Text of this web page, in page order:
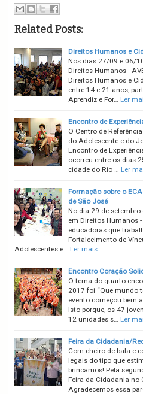
Related Posts:
Direitos Humanos e
Nos dias 27/09 e 06/
Direitos Humanos -
Direitos Humanos e
entre 14 e 21 anos,
Aprendiz e For…
Ler
Encontro de
O Centro de
do Adolescente e do
Encontro de
ocorreu entre os dias
cidade do Rio …
Ler
Formação sobre o
de São José
No dia 29 de setembro
em Direitos Humanos
educadoras que
Fortalecimento de
Adolescentes e…
Ler mais
Encontro Coração
O tema do quarto
2017 foi “Que mundo
evento começou bem
Isto porque, os 47
12 unidades s…
Ler
Feira da Cidadania/
Com cheiro de bala e
legais do tipo que
brincamos! Pela
Feira da Cidadania no
Agradecemos essa